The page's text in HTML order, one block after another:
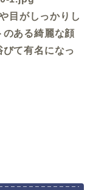
目がしっかりし
のある綺麗な顔
て有名になっ